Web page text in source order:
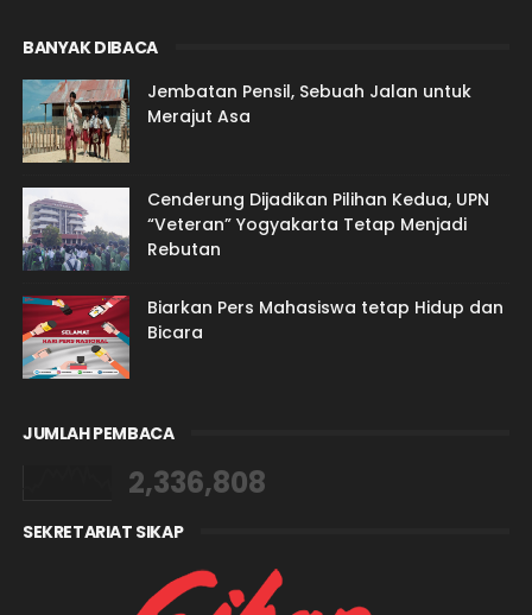
BANYAK DIBACA
Jembatan Pensil, Sebuah Jalan untuk
Merajut Asa
Cenderung Dijadikan Pilihan Kedua, UPN
“Veteran” Yogyakarta Tetap Menjadi
Rebutan
Biarkan Pers Mahasiswa tetap Hidup dan
Bicara
JUMLAH PEMBACA
2,336,808
SEKRETARIAT SIKAP